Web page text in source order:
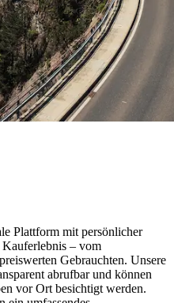
Plattform mit persönlicher
Kauferlebnis – vom
Gebrauchten. Unsere
abrufbar und können
vor Ort besichtigt werden.